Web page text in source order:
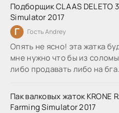
Подборщик CLAAS DELETO
Simulator 2017
Г Гость Andrey
Опять не ясно! эта жатка
мне нужно что бы из
либо продавать либо на
Пак валковых жаток KRONE
Farming Simulator 2017